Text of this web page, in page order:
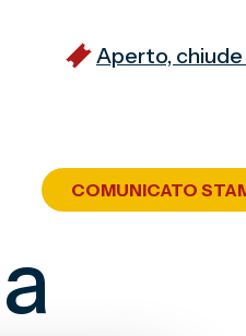
Aperto, chiude
COMUNICATO